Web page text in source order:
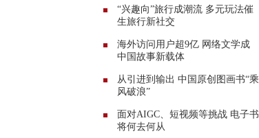
“兴趣向”旅行成潮流 多元玩法催
生旅行新社交
海外访问用户超9亿 网络文学成
中国故事新载体
从引进到输出 中国原创图画书“乘
风破浪”
面对AIGC、短视频等挑战 电子书
将何去何从